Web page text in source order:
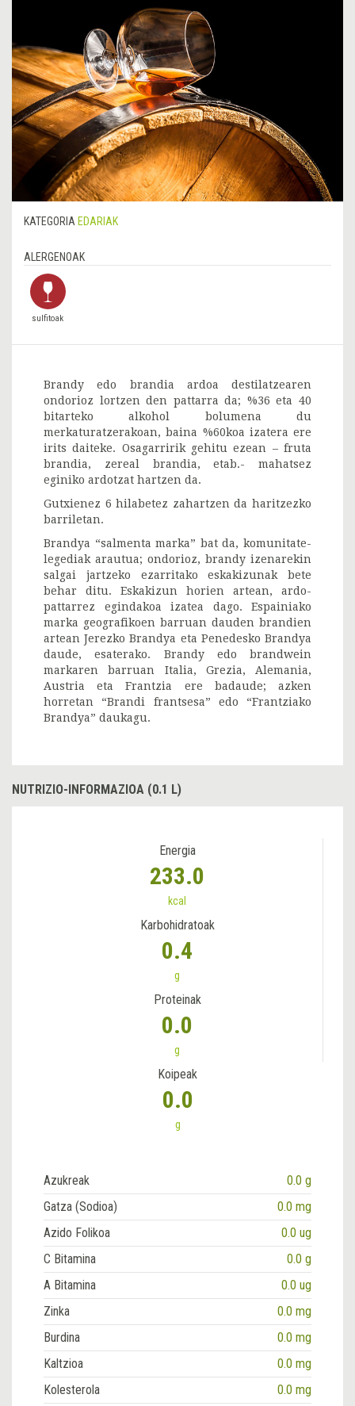
KATEGORIA EDARIAK
ALERGENOAK
sulfitoak
Brandy edo brandia ardoa destilatzearen
ondorioz lortzen den pattarra da; %36 eta 40
bitarteko alkohol bolumena du
merkaturatzerakoan, baina %60koa izatera ere
irits daiteke. Osagarririk gehitu ezean – fruta
brandia, zereal brandia, etab.- mahatsez
eginiko ardotzat hartzen da.
Gutxienez 6 hilabetez zahartzen da haritzezko
barriletan.
Brandya “salmenta marka” bat da, komunitate-
legediak arautua; ondorioz, brandy izenarekin
salgai jartzeko ezarritako eskakizunak bete
behar ditu. Eskakizun horien artean, ardo-
pattarrez egindakoa izatea dago. Espainiako
marka geografikoen barruan dauden brandien
artean Jerezko Brandya eta Penedesko Brandya
daude, esaterako. Brandy edo brandwein
markaren barruan Italia, Grezia, Alemania,
Austria eta Frantzia ere badaude; azken
horretan “Brandi frantsesa” edo “Frantziako
Brandya” daukagu.
NUTRIZIO-INFORMAZIOA (0.1 L)
Energia
233.0
kcal
Karbohidratoak
0.4
g
Proteinak
0.0
g
Koipeak
0.0
g
Azukreak
0.0 g
Gatza (Sodioa)
0.0 mg
Azido Folikoa
0.0 ug
C Bitamina
0.0 g
A Bitamina
0.0 ug
Zinka
0.0 mg
Burdina
0.0 mg
Kaltzioa
0.0 mg
Kolesterola
0.0 mg